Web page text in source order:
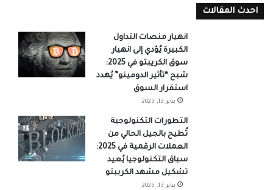
احدث المقالات
انهيار منصات التداول
الكبيرة يُؤدي إلى انهيار
سوق الكريبتو في 2025:
شبح “تأثير الدومينو” يُهدد
استقرار السوق
يناير 13, 2025
التطورات التكنولوجية
تُطيح بالجيل الحالي من
العملات الرقمية في 2025:
سباق التكنولوجيا يُعيد
تشكيل مشهد الكريبتو
يناير 13, 2025